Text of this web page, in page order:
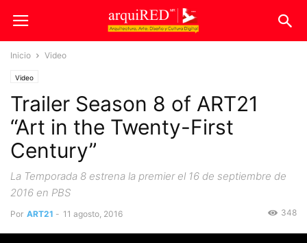
Inicio Video
Video
Trailer Season 8 of ART21
“Art in the Twenty-First
Century”
La Temporada 8 estrena la premier el 16 de septiembre de
2016 en PBS
Por ART21 - 11 agosto, 2016 348